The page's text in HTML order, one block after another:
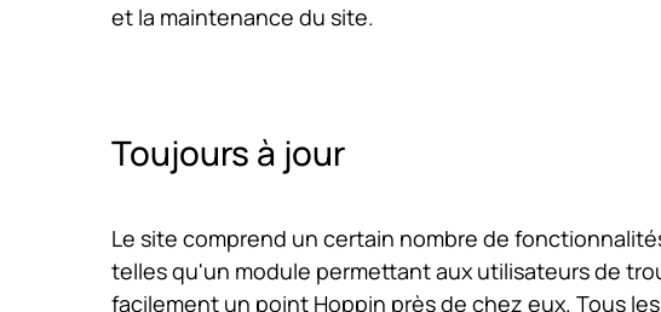
et la maintenance du site.
Toujours à jour
Le site comprend un certain nombre de
telles qu'un module permettant aux utilisateurs de
facilement un point Hoppin près de chez eux. Tous